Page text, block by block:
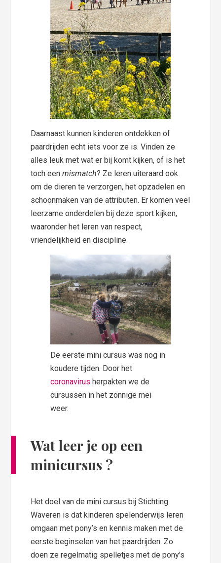
Daarnaast kunnen kinderen ontdekken of
paardrijden echt iets voor ze is. Vinden ze
alles leuk met wat er bij komt kijken, of is het
toch eenmismatch? Ze leren uiteraard ook
om de dieren te verzorgen, het opzadelen en
schoonmaken van de attributen. Er komen veel
leerzame onderdelen bij deze sport kijken,
waaronder het leren van respect,
vriendelijkheid en discipline.
De eerste mini cursus was nog in
koudere tijden. Door het
coronavirus herpakten we de
cursussen in het zonnige mei
weer.
Wat leer je op een
minicursus ?
Het doel van de mini cursus bij Stichting
Waveren is dat kinderen spelenderwijs leren
omgaan met pony’s en kennis maken met de
eerste beginselen van het paardrijden. Zo
doen ze regelmatig spelletjes met de pony’s